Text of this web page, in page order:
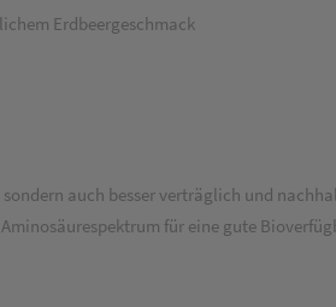
Erdbeergeschmack
auch besser verträglich und
für eine gute